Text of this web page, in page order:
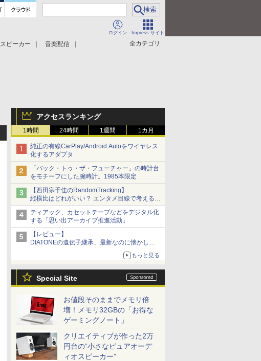
ログイン Impress サイト
全カテゴリ
スピーカー
音楽配信
アクセスランキング
1時間 24時間 1週間 1カ月
純正の有線CarPlay/Android Autoをワイヤレス
化するアダプタ
「バック・トゥ・ザ・フューチャー」の時計台
をモチーフにした腕時計。1985本限定
【西田宗千佳のRandomTracking】
縦横比はどれがいい？ エンタメ目線で考える、
サムスン新「Galaxy Z Fold」
ティアック、カセットテープなどをデジタル化
する「思い出アーカイブ推進活動」
【レビュー】
DIATONEの遺伝子継承、最新なのに懐かし
い“惚れる音”Tecnologia e Cuore「DS-TC52B」
もっと見る
Special Site
お値段そのままでメモリ倍
増！メモリ32GBの「お得な
ゲーミングノート」
クリエイティブが作った2万
円台の“小さなピュアオーデ
ィオスピーカー”